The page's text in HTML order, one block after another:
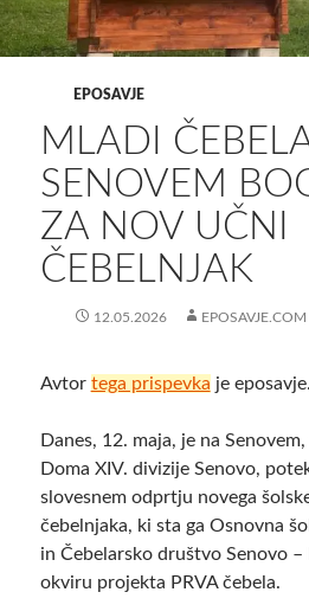
EPOSAVJE
MLADI
SENOVEM
ZA NOV UČNI
ČEBELNJAK
12.05.2026 EPOSAVJE.COM
Avtor tega prispevka je
Danes, 12. maja, je na
Doma XIV. divizije Senovo,
slovesnem odprtju novega
čebelnjaka, ki sta ga Osnovna
in Čebelarsko društvo Senovo
okviru projekta PRVA čebela.